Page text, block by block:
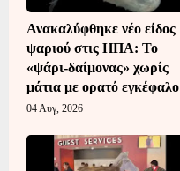
Ανακαλύφθηκε νέο είδος
ψαριού στις ΗΠΑ: Το
«ψάρι-δαίμονας» χωρίς
μάτια με ορατό εγκέφαλο
04 Αυγ, 2026